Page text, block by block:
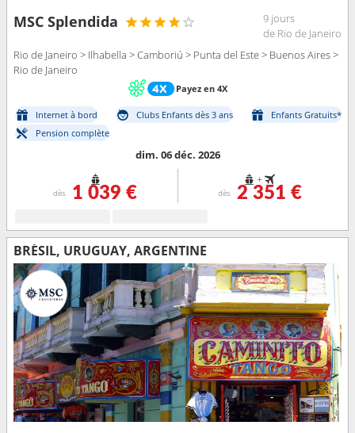
MSC Splendida
9 jours
de Rio de Janeiro
Rio de Janeiro > Ilhabella > Camboriú > Punta del Este > Buenos Aires >
Rio de Janeiro
Payez en 4X
Internet à bord Clubs Enfants dès 3 ans
Enfants Gratuits*
Pension complète
dim. 06 déc. 2026
dès 1 039 €
+
dès 2 351 €
BRÉSIL, URUGUAY, ARGENTINE